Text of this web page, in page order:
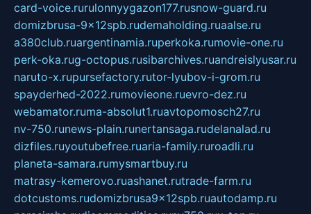
card-voice.rurulonnyygazon177.rusnow-guard.ru
domizbrusa-9x12spb.rudemaholding.ruaalse.ru
a380club.ruargentinamia.ruperkoka.rumovie-one.ru
perk-oka.rug-octopus.rusibarchives.ruandreislyusar.ru
naruto-x.rupursefactory.rutor-lyubov-i-grom.ru
spayderhed-2022.rumovieone.ruevro-dez.ru
webamator.ruma-absolut1.ruavtopomosch27.ru
nv-750.runews-plain.runertansaga.rudelanalad.ru
dizfiles.ruyoutubefree.ruaria-family.ruroadli.ru
planeta-samara.rumysmartbuy.ru
matrasy-kemerovo.ruashanet.rutrade-farm.ru
dotcustoms.rudomizbrusa9x12spb.ruautodamp.ru